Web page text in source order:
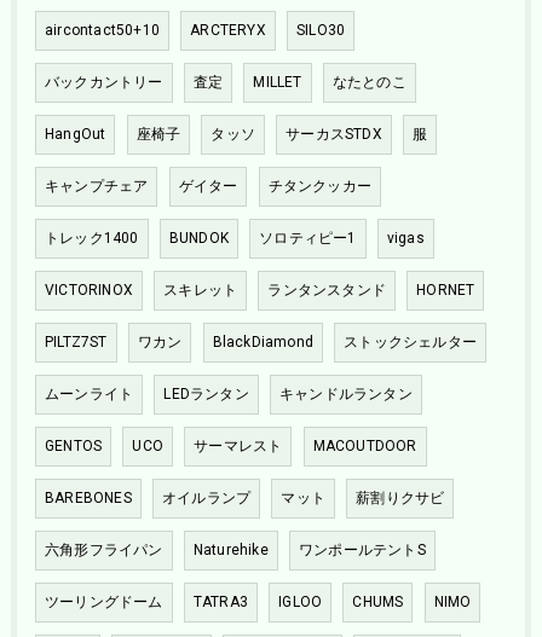
aircontact50+10 ARCTERYX SILO30
バックカントリー 査定 MILLET なたとのこ
HangOut 座椅子 タッソ サーカスSTDX 服
キャンプチェア ゲイター チタンクッカー
トレック1400 BUNDOK ソロティピー1 vigas
VICTORINOX スキレット ランタンスタンド HORNET
PILTZ7ST ワカン BlackDiamond ストックシェルター
ムーンライト LEDランタン キャンドルランタン
GENTOS UCO サーマレスト MACOUTDOOR
BAREBONES オイルランプ マット 薪割りクサビ
六角形フライパン Naturehike ワンポールテントS
ツーリングドーム TATRA3 IGLOO CHUMS NIMO